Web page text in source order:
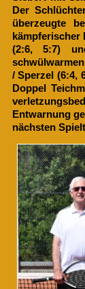
Der
überzeugte
kämpferischer
(2:6, 5:7)
/ Sperzel (6:4,
Doppel
Entwarnung
nächsten